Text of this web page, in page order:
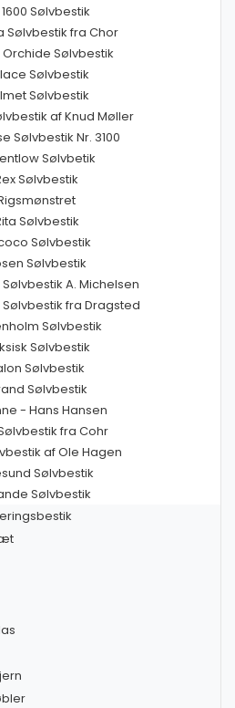
1600 Sølvbestik
Sølvbestik fra Chor
Sølvbestik
Sølvbestik
Sølvbestik
af Knud Møller
Sølvbestik Nr. 3100
Sølvbetik
Sølvbestik
Sølvbestik
Sølvbestik
Sølvbestik
A. Michelsen
fra Dragsted
Sølvbestik
Sølvbestik
Sølvbestik
Sølvbestik
- Hans Hansen
fra Cohr
af Ole Hagen
Sølvbestik
Sølvbestik